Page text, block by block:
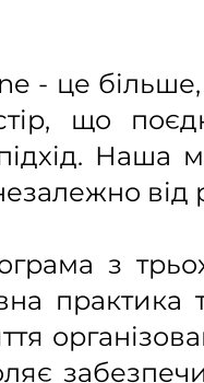
- це більше,
що
Наша
від
з